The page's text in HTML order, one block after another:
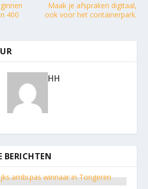
400
Maak je afspraken digitaal,
ook voor het containerpark.
HH
BERICHTEN